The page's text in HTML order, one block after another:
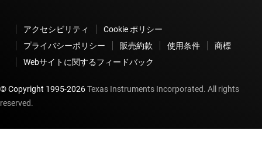
アクセシビリティ
Cookie ポリシー
プライバシーポリシー
販売約款 使用条件
商標
Webサイトに関するフィードバック
© Copyright 1995-2026Texas Instruments Incorporated. All rights
reserved.